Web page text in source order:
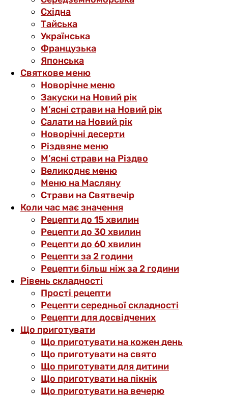
Східна
Тайська
Українська
Французька
Японська
Святкове меню
Новорічне меню
Закуски на Новий рік
М’ясні страви на Новий рік
Салати на Новий рік
Новорічні десерти
Різдвяне меню
М’ясні страви на Різдво
Великоднє меню
Меню на Масляну
Страви на Святвечір
Коли час має значення
Рецепти до 15 хвилин
Рецепти до 30 хвилин
Рецепти до 60 хвилин
Рецепти за 2 години
Рецепти більш ніж за 2 години
Рівень складності
Прості рецепти
Рецепти середньої складності
Рецепти для досвідчених
Що приготувати
Що приготувати на кожен день
Що приготувати на свято
Що приготувати для дитини
Що приготувати на пікнік
Що приготувати на вечерю